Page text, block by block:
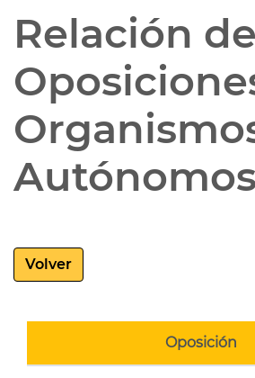
Relación de
Autónomos
Volver
Oposición